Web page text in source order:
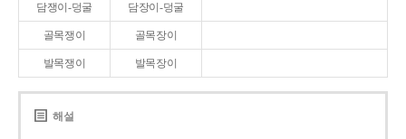
담쟁이-덩굴 담장이-덩굴
골목쟁이 골목장이
발목쟁이 발목장이
해설